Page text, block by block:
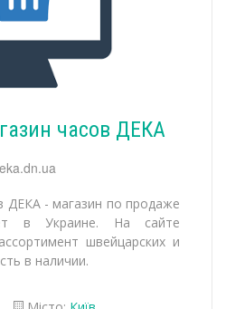
часов ДЕКА
ДЕКА - магазин по продаже
в Украине. На сайте
швейцарских и
в наличии.